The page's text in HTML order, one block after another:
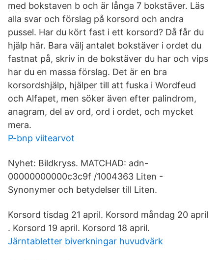
med bokstaven b och är långa 7 bokstäver. Läs
alla svar och förslag på korsord och andra
pussel. Har du kört fast i ett korsord? Då får du
hjälp här. Bara välj antalet bokstäver i ordet du
fastnat på, skriv in de bokstäver du har och vips
har du en massa förslag​. Det är en bra
korsordshjälp, hjälper till att fuska i Wordfeud
och Alfapet, men söker även efter palindrom,
anagram, del av ord, ord i ordet, och mycket
mera.
P-bnp viitearvot
Nyhet: Bildkryss. MATCHAD: adn-
00000000000c3c9f /1004363 Liten -
Synonymer och betydelser till Liten.
Korsord tisdag 21 april. Korsord måndag 20 april
. Korsord 19 april. Korsord 18 april.
Järntabletter biverkningar huvudvärk